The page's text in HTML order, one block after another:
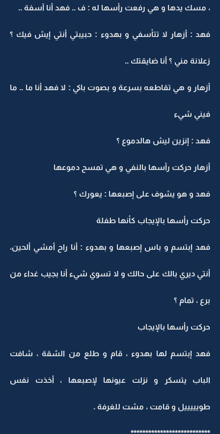
، مسك يدها و هي رفعت رأسها له : ف .. فهد أنا آسفة ..
فهد : أزهار لا تتأسفي و بهدوء : حبيبتي أنتي إيش فيك ؟
زعلانة مني ؟ أنا ضايقتك ..
أزهار و هي تقاطعه بسرعة و بصوت باكي : لا فهد أنا ما .. ما
فيني شيء
فهد : إنزين ليش هالدموع ؟
أزهار حركت رأسها بالنفي و هي تمسح دموعها
فهد و هو يشوف على إصبعها : يعورك ؟
حركت رأسها بالإيجاب كأنها طفلة
فهد إبتسم و باس إصبعها و بهدوء : أنا راح أمشي ألحين،
أنتي ديري بالك على حالك و لا تسوي شيء أنا بجيب غداء من
برع ، تمام ؟
حركت رأسها بالإيجاب
فهد إبتسم لها بهدوء ، قام و طلع من الشقة ، شافت
الباب يتسكر و نزلت عيونها لإصبعها ، أخذت نفس
طويييييل و قامت ، مشت للغرفة .